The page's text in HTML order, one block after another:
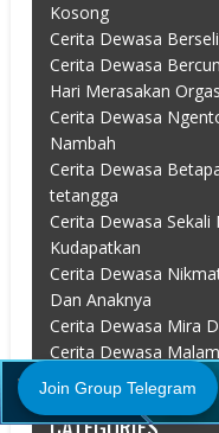
Kosong
Cerita Dewasa
Cerita Dewasa
Hari Merasakan
Cerita Dewasa
Nambah
Cerita Dewasa
tetangga
Cerita Dewasa
Kudapatkan
Cerita Dewasa
Dan Anaknya
Cerita Dewasa Mira
Cerita Dewasa
Join Group Telegram